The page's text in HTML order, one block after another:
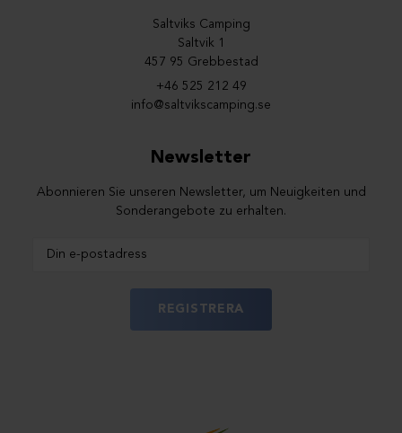
Saltviks Camping
Saltvik 1
457 95 Grebbestad
+46 525 212 49
info@saltvikscamping.se
Newsletter
Abonnieren Sie unseren Newsletter, um Neuigkeiten und
Sonderangebote zu erhalten.